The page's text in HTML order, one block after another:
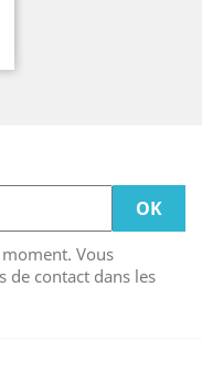
Vous
de contact dans les